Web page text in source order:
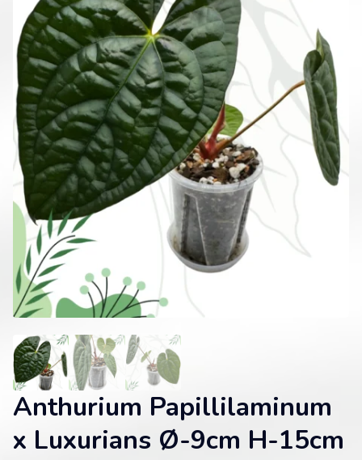
Anthurium Papillilaminum
x Luxurians Ø-9cm H-15cm